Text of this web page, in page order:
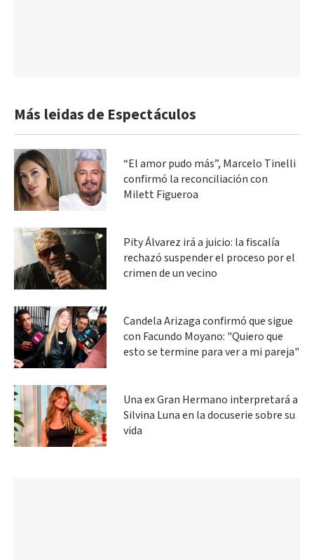
Más leidas de Espectáculos
“El amor pudo más”, Marcelo Tinelli
confirmó la reconciliación con
Milett Figueroa
Pity Álvarez irá a juicio: la fiscalía
rechazó suspender el proceso por el
crimen de un vecino
Candela Arizaga confirmó que sigue
con Facundo Moyano: "Quiero que
esto se termine para ver a mi pareja"
Una ex Gran Hermano interpretará a
Silvina Luna en la docuserie sobre su
vida